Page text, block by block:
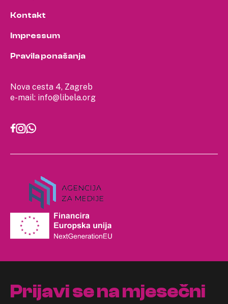
Nova cesta 4, Zagreb
e-mail: info@libela.org
Kontakt
Impressum
Pravila ponašanja
Prijavi se na mjesečni